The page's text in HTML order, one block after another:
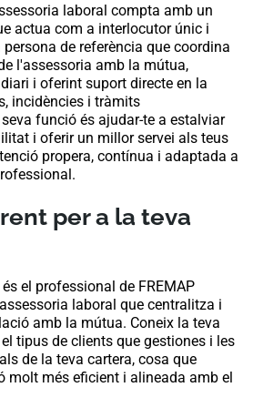
laboral compta amb un
actua com a interlocutor únic i
de referència que coordina
l'assessoria amb la mútua,
i oferint suport directe en la
incidències i tràmits
funció és ajudar-te a estalviar
i oferir un millor servei als teus
propera, contínua i adaptada a
per a la teva
el professional de FREMAP
laboral que centralitza i
amb la mútua. Coneix la teva
tipus de clients que gestiones i les
de la teva cartera, cosa que
molt més eficient i alineada amb el